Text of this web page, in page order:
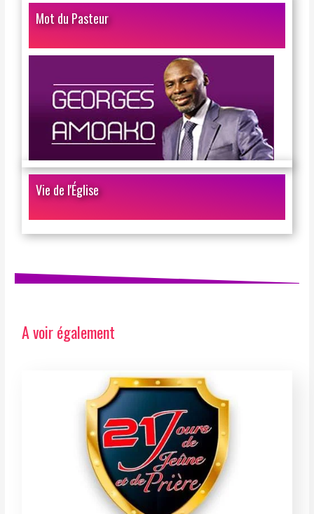
Mot du Pasteur
Vie de l'Église
A voir également